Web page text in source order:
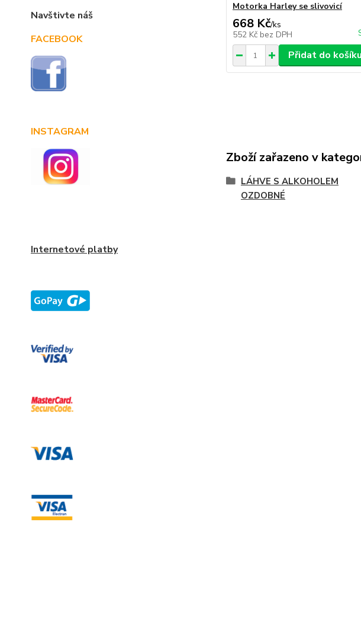
Navštivte náš
FACEBOOK
INSTAGRAM
Internetové platby
Motorka Harley se slivovicí
668 Kč/ks
552 Kč bez DPH
Přidat do košíku
Zboží zařazeno v
LÁHVE S ALKOHOLEM
OZDOBNÉ